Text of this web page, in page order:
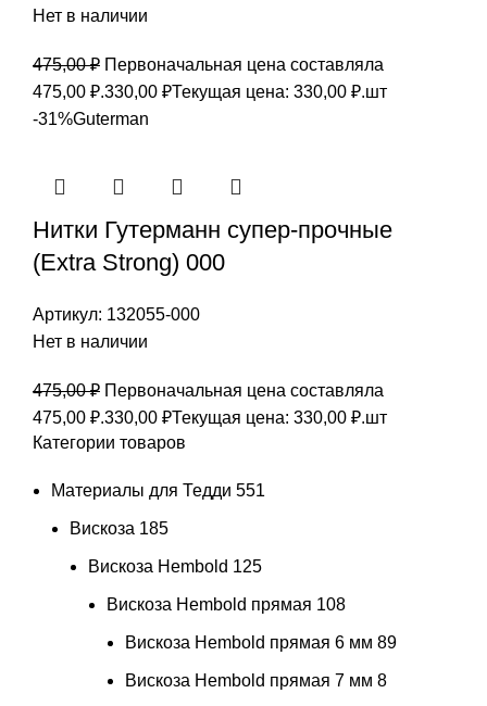
Нет в наличии
475,00₽ Первоначальная цена составляла
475,00 ₽.330,00 ₽Текущая цена: 330,00 ₽.шт
-31%Guterman
Нитки Гутерманн супер-прочные
(Extra Strong) 000
Артикул: 132055-000
Нет в наличии
475,00₽ Первоначальная цена составляла
475,00 ₽.330,00 ₽Текущая цена: 330,00 ₽.шт
Категории товаров
Материалы для Тедди 551
Вискоза 185
Вискоза Hembold 125
Вискоза Hembold прямая 108
Вискоза Hembold прямая 6 мм 89
Вискоза Hembold прямая 7 мм 8